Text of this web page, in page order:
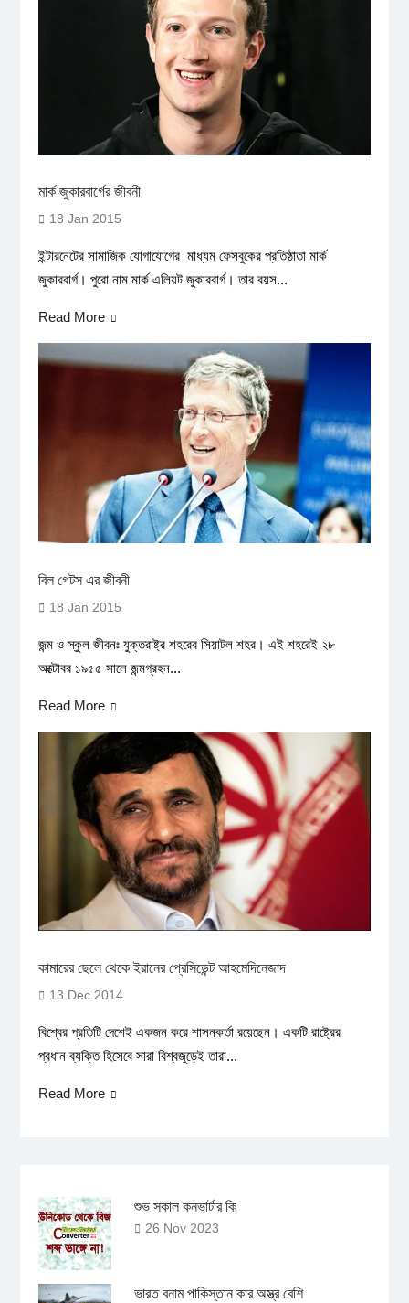
মার্ক জুকারবার্গের জীবনী
18 Jan 2015
ইন্টারনেটের সামাজিক যোগাযোগের মাধ্যম ফেসবুকের প্রতিষ্ঠাতা মার্ক
জুকারবার্গ। পুরো নাম মার্ক এলিয়ট জুকারবার্গ। তার বয়স...
Read More
বিল গেটস এর জীবনী
18 Jan 2015
জন্ম ও স্কুল জীবনঃ যুক্তরাষ্ট্র শহরের সিয়াটল শহর। এই শহরেই ২৮
অক্টোবর ১৯৫৫ সালে জন্মগ্রহন...
Read More
কামারের ছেলে থেকে ইরানের প্রেসিডেন্ট আহমেদিনেজাদ
13 Dec 2014
বিশ্বের প্রতিটি দেশেই একজন করে শাসনকর্তা রয়েছেন। একটি রাষ্ট্রের
প্রধান ব্যক্তি হিসেবে সারা বিশ্বজুড়েই তারা...
Read More
শুভ সকাল কনভার্টার কি
26 Nov 2023
ভারত বনাম পাকিস্তান কার অস্ত্র বেশি